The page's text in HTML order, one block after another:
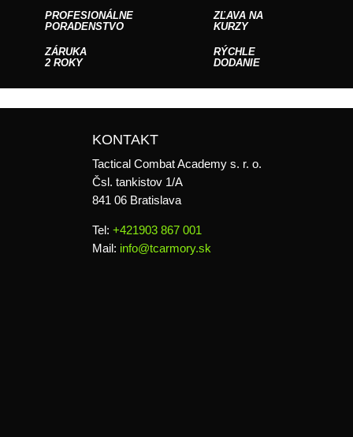
PROFESIONÁLNE
PORADENSTVO
ZĽAVA NA
KURZY
ZÁRUKA
2 ROKY
RÝCHLE
DODANIE
KONTAKT
Tactical Combat Academy s. r. o.
Čsl. tankistov 1/A
841 06 Bratislava
Tel: +421903 867 001
Mail: info@tcarmory.sk